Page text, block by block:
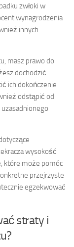
zwłoki w
wynagrodzenia
innych
masz prawo do
dochodzić
ich dokończenie
odstąpić od
wysokość
które może pomóc
przejrzyste
egzekwować
straty i